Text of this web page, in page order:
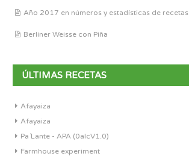
Año 2017 en números y estadísticas de recetas
Berliner Weisse con Piña
ÚLTIMAS RECETAS
Afayaiza
Afayaiza
Pa´Lante - APA (0alcV1.0)
Farmhouse experiment